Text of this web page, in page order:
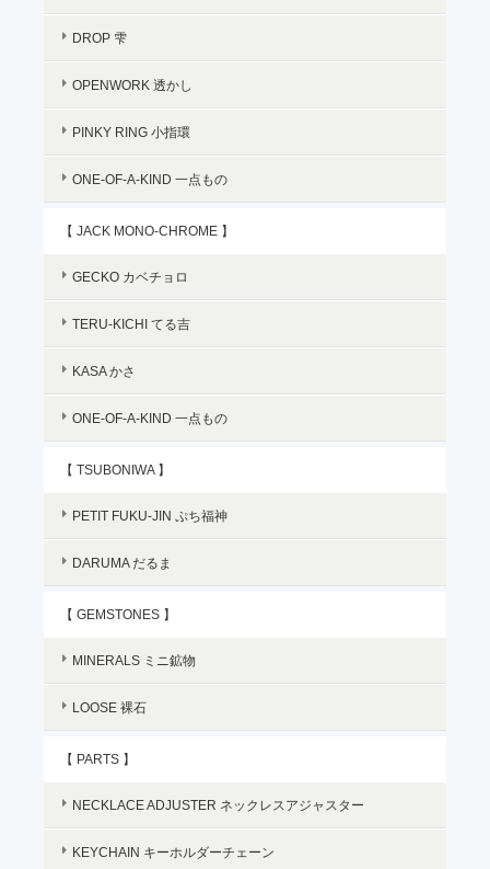
DROP 雫
OPENWORK 透かし
PINKY RING 小指環
ONE-OF-A-KIND 一点もの
【 JACK MONO-CHROME 】
GECKO カベチョロ
TERU-KICHI てる吉
KASA かさ
ONE-OF-A-KIND 一点もの
【 TSUBONIWA 】
PETIT FUKU-JIN ぷち福神
DARUMA だるま
【 GEMSTONES 】
MINERALS ミニ鉱物
LOOSE 裸石
【 PARTS 】
NECKLACE ADJUSTER ネックレスアジャスター
KEYCHAIN キーホルダーチェーン